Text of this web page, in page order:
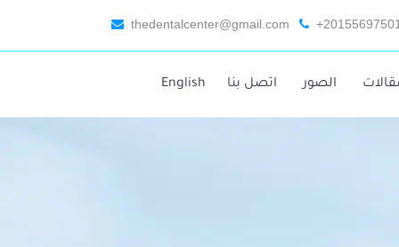
thedentalcenter@gmail.com
الصور اتصل بنا English